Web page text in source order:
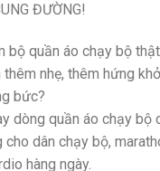
ĐƯỜNG!
bộ quần áo chạy bộ
nhẹ, thêm hứng
bức?
dòng quần áo chạy bộ
dân chạy bộ,
hàng ngày.